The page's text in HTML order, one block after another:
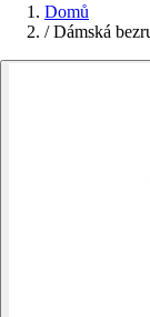
Domů
/ Dámská